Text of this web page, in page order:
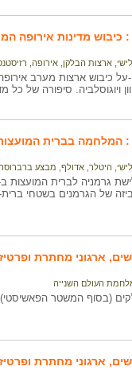
כיבוש מדינות אירופה
ארצות הבלקן אירופה
כיבוש ארצות מערב אירופה
ויוגוסלביה. סיפורה של
המלחמה בברית
היטלר, אדולף מבצע
של הגרמנים בשטחי
ארגוני מחתרת
העולם השנייה
המשטר הפאשיסטי) בכיבוש
ארגוני מחתרת